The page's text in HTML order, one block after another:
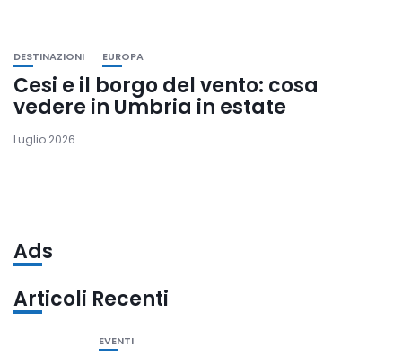
DESTINAZIONI EUROPA
Cesi e il borgo del vento: cosa
vedere in Umbria in estate
Luglio 2026
Ads
Articoli Recenti
EVENTI